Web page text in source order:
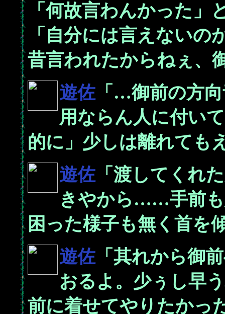
「何故言わんかった」
「自分には言えない
昔言われたからねぇ、
遊佐「…御前の方向
用ならん人に付い
的に」少しは離れても
遊佐「渡してくれ
きやから……手前も
困った様子も無く首を
遊佐「其れから御
おるよ。少ぅし早
前に着せてやりたかっ